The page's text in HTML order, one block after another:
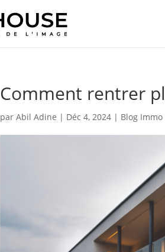
Comment rentrer
parAbil Adine | Déc 4, 2024 | Blog Immo